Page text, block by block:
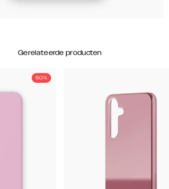
Gerelateerde producten
50%